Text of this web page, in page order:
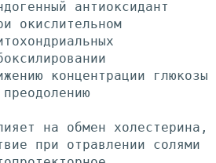
антиоксидант
окислительном
концентрации глюкозы
на обмен холестерина,
при отравлении солями